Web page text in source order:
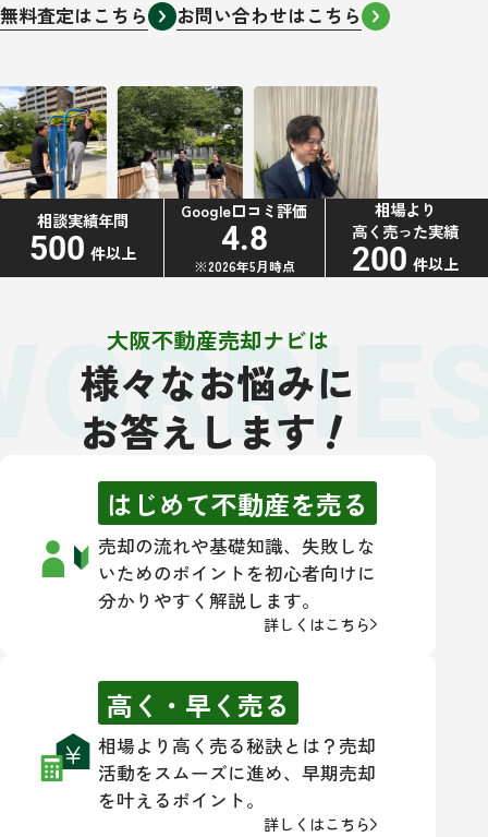
無料査定はこちら お問い合わせはこちら
相談実績年間
500 件以上
Google口コミ評価
4.8
※2026年5月時点
相場より
高く売った実績
200 件以上
大阪不動産売却ナビは
様々なお悩みに
お答えします！
はじめて不動産を売る
売却の流れや基礎知識、失敗しな
いためのポイントを初心者向けに
分かりやすく解説します。
詳しくはこちら
高く・早く売る
相場より高く売る秘訣とは？売却
活動をスムーズに進め、早期売却
を叶えるポイント。
詳しくはこちら